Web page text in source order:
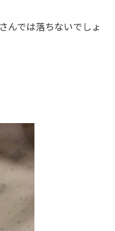
んでは落ちないでしょ